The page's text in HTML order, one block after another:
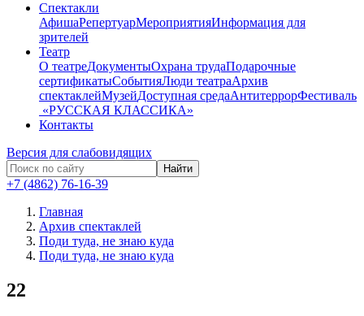
Спектакли
АфишаРепертуарМероприятияИнформация для
зрителей
Театр
О театреДокументыОхрана трудаПодарочные
сертификатыСобытияЛюди театраАрхив
спектаклейМузейДоступная средаАнтитеррорФестиваль
​ «РУССКАЯ КЛАССИКА»
Контакты
Версия для слабовидящих
Найти
+7 (4862) 76-16-39
Главная
Архив спектаклей
Поди туда, не знаю куда
Поди туда, не знаю куда
22